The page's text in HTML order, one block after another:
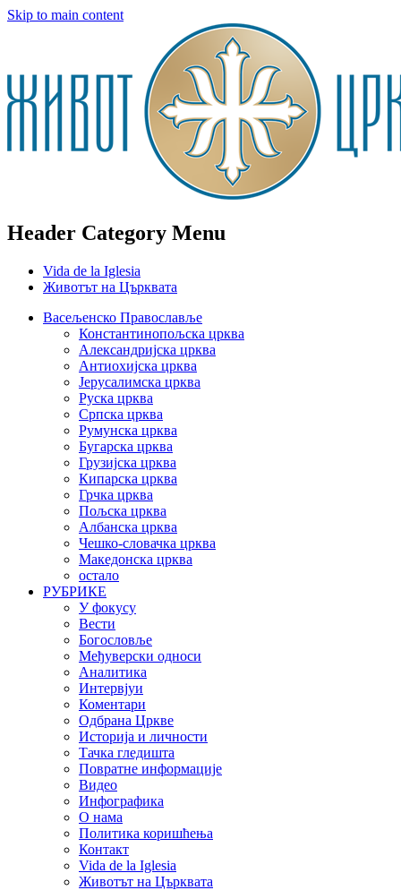
Skip to main content
Header Category Menu
Vida de la Iglesia
Животът на Църквата
Васељенско Православље
Константинопољска црква
Александријска црква
Антиохијска црква
Јерусалимска црква
Руска црква
Српска црква
Румунска црква
Бугарска црква
Грузијска црква
Кипарска црква
Грчка црква
Пољска црква
Албанска црква
Чешко-словачка црква
Македонска црква
остало
РУБРИКЕ
У фокусу
Вести
Богословље
Међуверски односи
Аналитика
Интервјуи
Коментари
Одбрана Цркве
Историја и личности
Тачка гледишта
Повратне информације
Видео
Инфографика
О нама
Политика коришћења
Контакт
Vida de la Iglesia
Животът на Църквата